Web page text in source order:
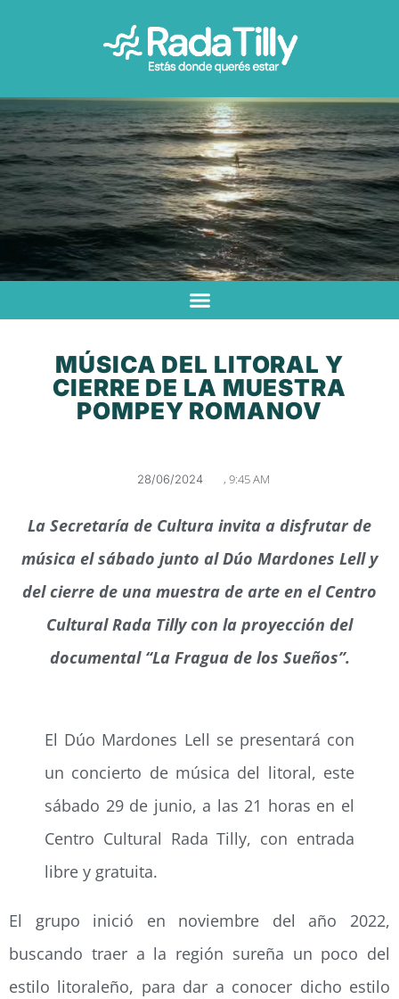
MÚSICA DEL LITORAL Y
CIERRE DE LA MUESTRA
POMPEY ROMANOV
28/06/2024 , 9:45 AM
La Secretaría de Cultura invita a disfrutar de
música el sábado junto al Dúo Mardones Lell y
del cierre de una muestra de arte en el Centro
Cultural Rada Tilly con la proyección del
documental “La Fragua de los Sueños”.
El Dúo Mardones Lell se presentará con
un concierto de música del litoral, este
sábado 29 de junio, a las 21 horas en el
Centro Cultural Rada Tilly, con entrada
libre y gratuita.
El grupo inició en noviembre del año 2022,
buscando traer a la región sureña un poco del
estilo litoraleño, para dar a conocer dicho estilo